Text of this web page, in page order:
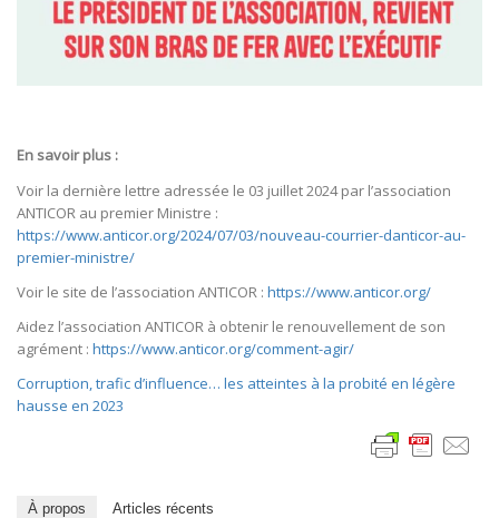
En savoir plus :
Voir la dernière lettre adressée le 03 juillet 2024 par l’association
ANTICOR au premier Ministre :
https://www.anticor.org/2024/07/03/nouveau-courrier-danticor-au-
premier-ministre/
Voir le site de l’association ANTICOR : https://www.anticor.org/
Aidez l’association ANTICOR à obtenir le renouvellement de son
agrément : https://www.anticor.org/comment-agir/
Corruption, trafic d’influence… les atteintes à la probité en légère
hausse en 2023
À propos Articles récents